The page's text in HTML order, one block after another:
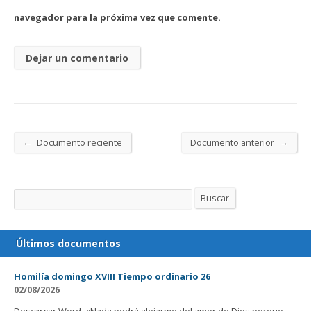
navegador para la próxima vez que comente.
← Documento reciente Documento anterior →
Buscar Buscar
Últimos documentos
Homilía domingo XVIII Tiempo ordinario 26
02/08/2026